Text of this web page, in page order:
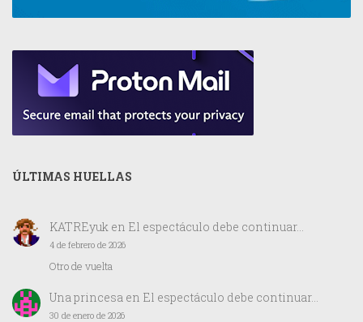
ÚLTIMAS HUELLAS
KATREyuk en El espectáculo debe continuar…
4 de febrero de 2026
Otro de vuelta
Una princesaen El espectáculo debe continuar…
30 de enero de 2026